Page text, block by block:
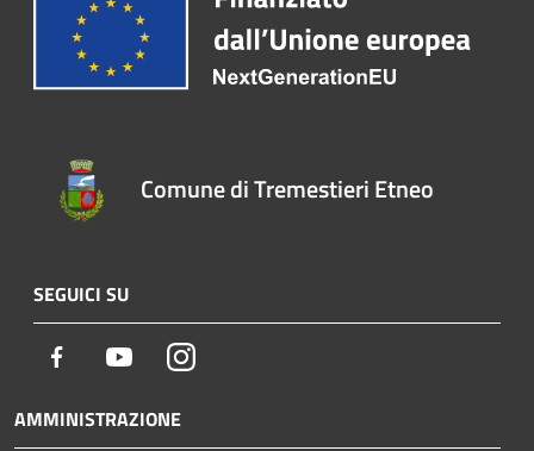
Comune di Tremestieri Etneo
SEGUICI SU
Facebook YoutubeInstagram
AMMINISTRAZIONE